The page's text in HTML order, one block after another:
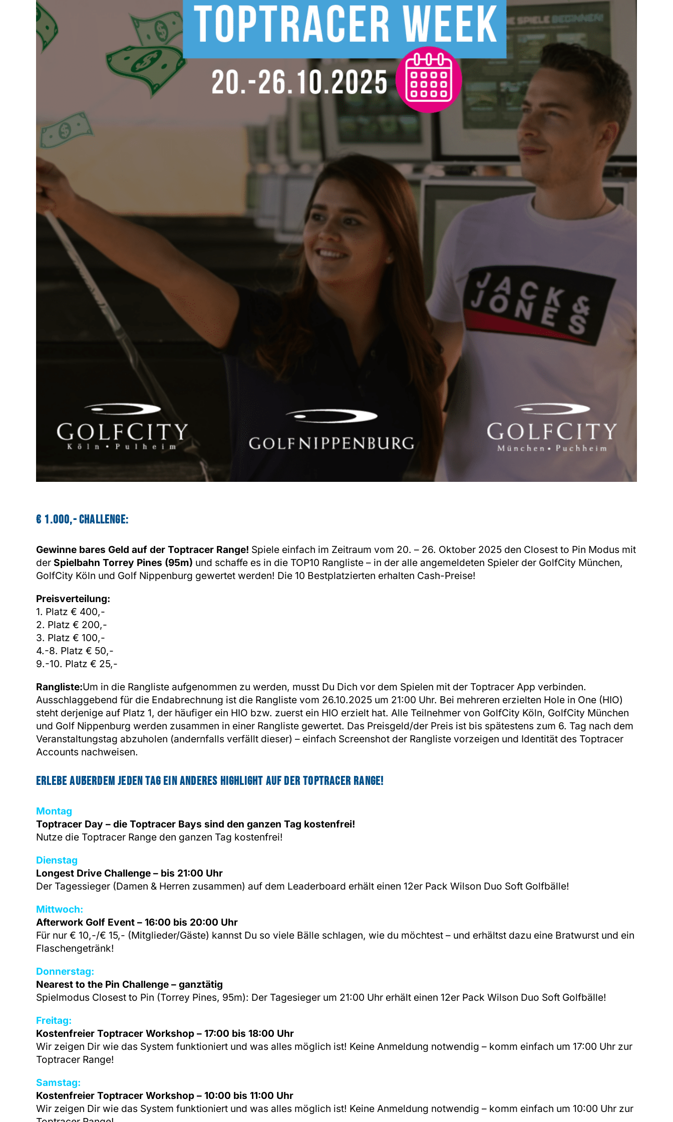
€ 1.000,- Challenge:
Gewinne bares Geld auf der Toptracer Range! Spiele einfach im Zeitraum vom 20. – 26. Oktober 2025 den Closest to Pin Modus mit
der Spielbahn Torrey Pines (95m) und schaffe es in die TOP10 Rangliste – in der alle angemeldeten Spieler der GolfCity München,
GolfCity Köln und Golf Nippenburg gewertet werden! Die 10 Bestplatzierten erhalten Cash-Preise!
Preisverteilung:
1. Platz € 400,-
2. Platz € 200,-
3. Platz € 100,-
4.-8. Platz € 50,-
9.-10. Platz € 25,-
Rangliste:Um in die Rangliste aufgenommen zu werden, musst Du Dich vor dem Spielen mit der Toptracer App verbinden.
Ausschlaggebend für die Endabrechnung ist die Rangliste vom 26.10.2025 um 21:00 Uhr. Bei mehreren erzielten Hole in One (HIO)
steht derjenige auf Platz 1, der häufiger ein HIO bzw. zuerst ein HIO erzielt hat. Alle Teilnehmer von GolfCity Köln, GolfCity München
und Golf Nippenburg werden zusammen in einer Rangliste gewertet. Das Preisgeld/der Preis ist bis spätestens zum 6. Tag nach dem
Veranstaltungstag abzuholen (andernfalls verfällt dieser) – einfach Screenshot der Rangliste vorzeigen und Identität des Toptracer
Accounts nachweisen.
Erlebe außerdem jeden Tag ein anderes Highlight auf der Toptracer Range!
Montag
Toptracer Day – die Toptracer Bays sind den ganzen Tag kostenfrei!
Nutze die Toptracer Range den ganzen Tag kostenfrei!
Dienstag
Longest Drive Challenge – bis 21:00 Uhr
Der Tagessieger (Damen & Herren zusammen) auf dem Leaderboard erhält einen 12er Pack Wilson Duo Soft Golfbälle!
Mittwoch:
Afterwork Golf Event – 16:00 bis 20:00 Uhr
Für nur € 10,-/€ 15,- (Mitglieder/Gäste) kannst Du so viele Bälle schlagen, wie du möchtest – und erhältst dazu eine Bratwurst und ein
Flaschengetränk!
Donnerstag:
Nearest to the Pin Challenge – ganztätig
Spielmodus Closest to Pin (Torrey Pines, 95m): Der Tagesieger um 21:00 Uhr erhält einen 12er Pack Wilson Duo Soft Golfbälle!
Freitag:
Kostenfreier Toptracer Workshop – 17:00 bis 18:00 Uhr
Wir zeigen Dir wie das System funktioniert und was alles möglich ist! Keine Anmeldung notwendig – komm einfach um 17:00 Uhr zur
Toptracer Range!
Samstag:
Kostenfreier Toptracer Workshop – 10:00 bis 11:00 Uhr
Wir zeigen Dir wie das System funktioniert und was alles möglich ist! Keine Anmeldung notwendig – komm einfach um 10:00 Uhr zur